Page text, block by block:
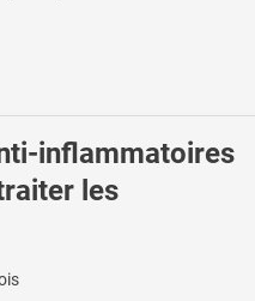
inflammatoires
les